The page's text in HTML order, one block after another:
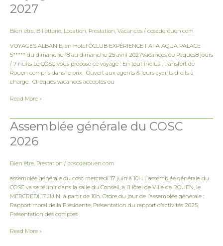
2027
Bien être Billetterie Location Prestation Vacances / coscderouen.com
VOYAGES ALBANIE, en Hôtel ÔCLUB EXPÉRIENCE FAFA AQUA PALACE
5***** du dimanche 18 au dimanche 25 avril 2027Vacances de Pâques8 jours
/ 7 nuits Le COSC vous propose ce voyage : En tout inclus , transfert de
Rouen compris dans le prix. Ouvert aux agents & leurs ayants droits à
charge. Chèques vacances acceptés ou
18
avril
2027
Read More »
Assemblée générale du COSC
2026
Bien être Prestation / coscderouen.com
assemblée générale du cosc mercredi 17 juin à 10H L’assemblée générale du
COSC va se réunir dans la salle du Conseil, à l’Hôtel de Ville de ROUEN, le
MERCREDI 17 JUIN à partir de 10h. Ordre du jour de l’assemblée générale :
Rapport moral de la Présidente, Présentation du rapport d’activités 2025,
Présentation des comptes
Assemblée
générale
du
Read More »